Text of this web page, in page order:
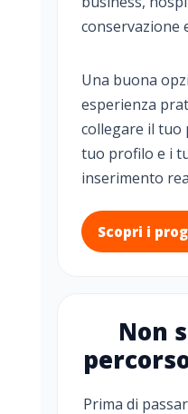
conservazione
Una buona
esperienza
collegare il tuo
tuo profilo e i
inserimento
Scopri i
Non
Prima di